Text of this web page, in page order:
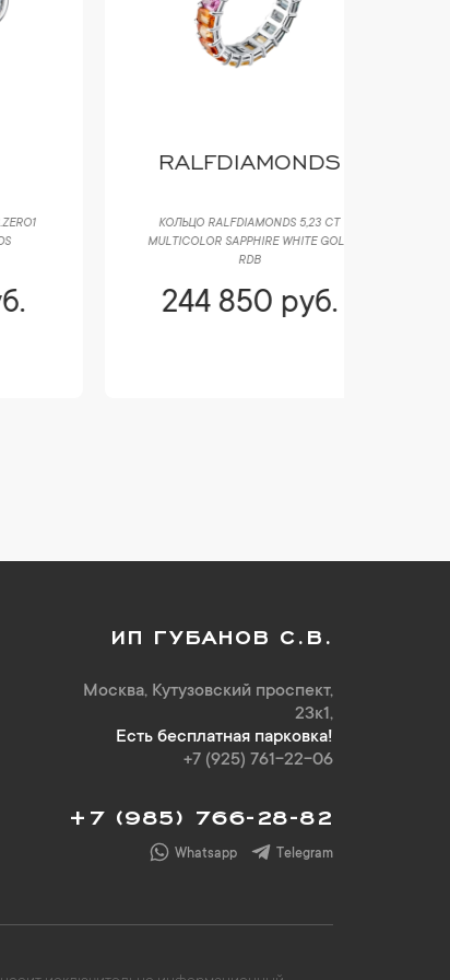
RALFDIAMONDS
КОЛЬЦО RALFDIAMONDS 5,23 CT
MULTICOLOR SAPPHIRE WHITE GOLD
244 850 руб.
ИП ГУБАНОВ С.В.
Москва, Кутузовский проспект,
23к1,
Есть бесплатная парковка!
+7 (925) 761-22-06
+7 (985) 766-28-82
Whatsapp Telegram